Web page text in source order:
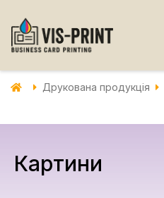
Друкована продукція
Картини